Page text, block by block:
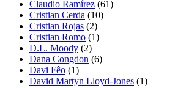
Claudio Ramírez (61)
Cristian Cerda (10)
Cristian Rojas (2)
Cristian Romo (1)
D.L. Moody (2)
Dana Congdon (6)
Davi Fêo (1)
David Martyn Lloyd-Jones (1)